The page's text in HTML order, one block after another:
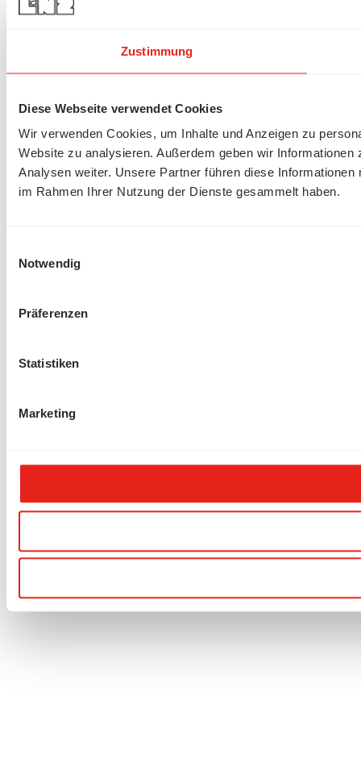
Zustimmung
Diese Webseite verwendet Cookies
Wir verwenden Cookies, um Inhalte und Anzeigen zu
Website zu analysieren. Außerdem geben wir
Analysen weiter. Unsere Partner führen diese
im Rahmen Ihrer Nutzung der Dienste gesammelt haben.
Notwendig
Präferenzen
Statistiken
Marketing